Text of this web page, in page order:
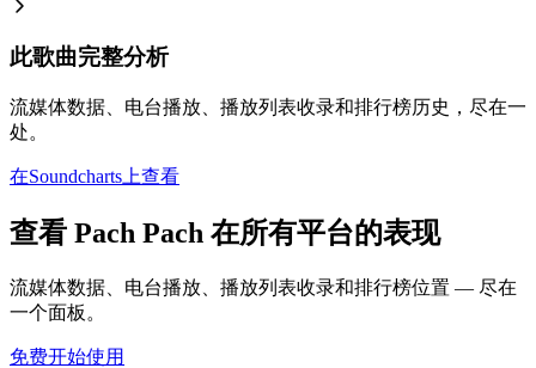
此歌曲完整分析
流媒体数据、电台播放、播放列表收录和排行榜历史，尽在一
处。
在Soundcharts上查看
查看 Pach Pach 在所有平台的表现
流媒体数据、电台播放、播放列表收录和排行榜位置 — 尽在
一个面板。
免费开始使用